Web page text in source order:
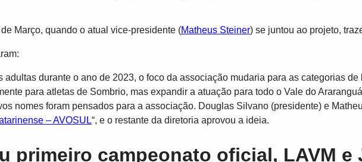
Março, quando o atual vice-presidente (Matheus Steiner) se juntou ao projeto,
durante o ano de 2023, o foco da associação mudaria para as categorias de
para atletas de Sombrio, mas expandir a atuação para todo o Vale do
nomes foram pensados para a associação. Douglas Silvano (presidente) e
– AVOSUL“, e o restante da diretoria aprovou a ideia.
primeiro campeonato oficial, LAVM e